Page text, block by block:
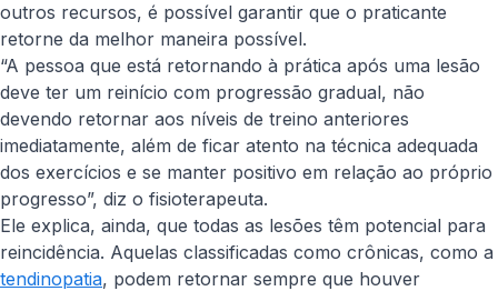
outros recursos, é possível garantir que o praticante
retorne da melhor maneira possível.
“A pessoa que está retornando à prática após uma lesão
deve ter um reinício com progressão gradual, não
devendo retornar aos níveis de treino anteriores
imediatamente, além de ficar atento na técnica adequada
dos exercícios e se manter positivo em relação ao próprio
progresso”, diz o fisioterapeuta.
Ele explica, ainda, que todas as lesões têm potencial para
reincidência. Aquelas classificadas como crônicas, como a
tendinopatia, podem retornar sempre que houver